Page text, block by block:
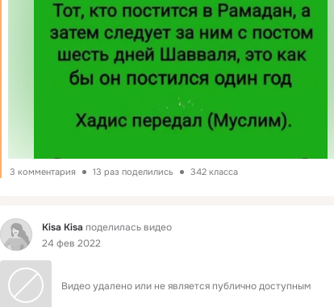
3 комментария 13 раз поделились 342 класса
Фид Kisa Kisa поделилась видео
24 фев 2022
Видео удалено или не является публично доступным